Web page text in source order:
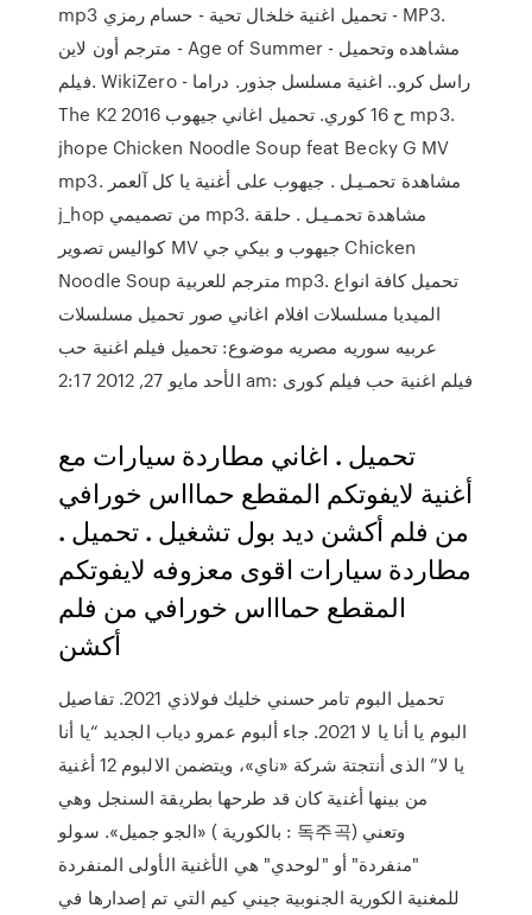
mp3 تحميل اغنية خلخال تحية - حسام رمزي - MP3.
مترجم أون لاين - Age of Summer - مشاهده وتحميل
فيلم. WikiZero - راسل كرو.. اغنية مسلسل جذور. دراما
The K2 2016 ح 16 كوري. تحميل اغاني جيهوب mp3.
jhope Chicken Noodle Soup feat Becky G MV
mp3. مشاهدة تحمـيـل . جيهوب على أغنية يا كل آلعمر
j_hop من تصميمي mp3. مشاهدة تحمـيـل . حلقة
كواليس تصوير MV جيهوب و بيكي جي Chicken
Noodle Soup مترجم للعربية mp3. تحميل كافة انواع
الميديا مسلسلات افلام اغاني صور تحميل مسلسلات
عربيه سوريه مصريه موضوع: تحميل فيلم اغنية حب
الأحد مايو 27, 2012 2:17 am: فيلم اغنية حب فيلم كورى
تحميل . اغاني مطاردة سيارات مع
أغنية لايفوتكم المقطع حماااس خورافي
من فلم أكشن ديد بول تشغيل . تحميل .
مطاردة سيارات اقوى معزوفه لايفوتكم
المقطع حماااس خورافي من فلم
أكشن
تحميل البوم تامر حسني خليك فولاذي 2021. تفاصيل
البوم يا أنا يا لا 2021. جاء ألبوم عمرو دياب الجديد “يا أنا
يا لا” الذى أنتجتة شركة «ناي»، ويتضمن الالبوم 12 أغنية
من بينها أغنية كان قد طرحها بطريقة السنجل وهي
«الجو جميل». سولو ( بالكورية : 독주곡) وتعني
"منفردة" أو "لوحدي" هي الأغنية الأولى المنفردة
للمغنية الكورية الجنوبية جيني كيم التي تم إصدارها في